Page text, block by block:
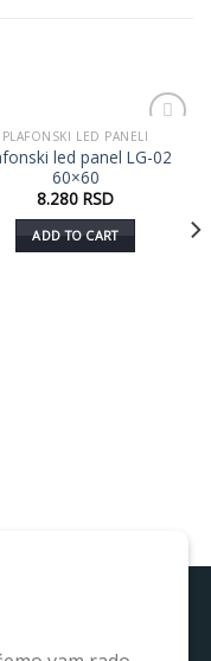
Dodaj
u listu
PLAFONSKI LED PANELI
led panel LG-02
60×60
8.280 RSD
ADD TO CART